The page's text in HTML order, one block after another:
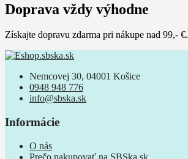
Doprava vždy výhodne
Získajte dopravu zdarma pri nákupe nad 99,- €.
Nemcovej 30, 04001 Košice
0948 948 776
info@sbska.sk
Informácie
O nás
Prečo nakupovať na SBSka.sk